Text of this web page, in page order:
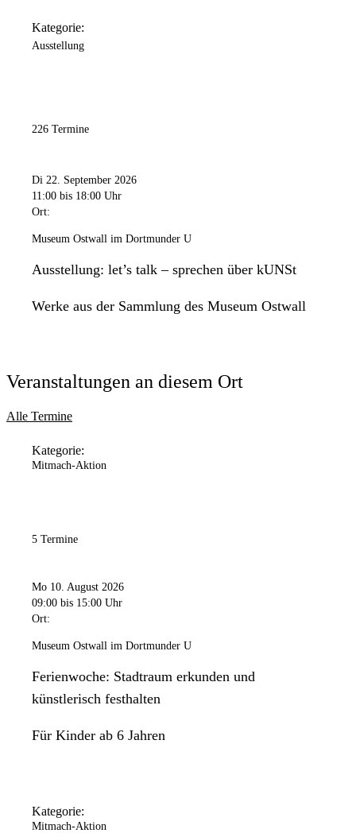
Kategorie:
Ausstellung
226 Termine
Di 22. September 2026
11:00 bis 18:00 Uhr
Ort:
Museum Ostwall im Dortmunder U
Ausstellung: let’s talk – sprechen über kUNSt
Werke aus der Sammlung des Museum Ostwall
Veranstaltungen an diesem Ort
Alle Termine
Kategorie:
Mitmach-Aktion
5 Termine
Mo 10. August 2026
09:00 bis 15:00 Uhr
Ort:
Museum Ostwall im Dortmunder U
Ferienwoche: Stadtraum erkunden und
künstlerisch festhalten
Für Kinder ab 6 Jahren
Kategorie:
Mitmach-Aktion